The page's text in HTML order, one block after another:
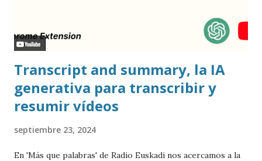
Transcript and summary, la IA
generativa para transcribir y
resumir vídeos
septiembre 23, 2024
En 'Más que palabras' de Radio Euskadi nos acercamos a la